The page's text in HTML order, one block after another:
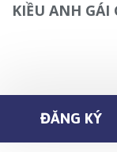
ĐĂNG KÝ